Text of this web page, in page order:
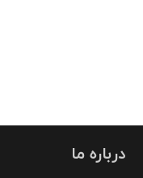
درباره ما